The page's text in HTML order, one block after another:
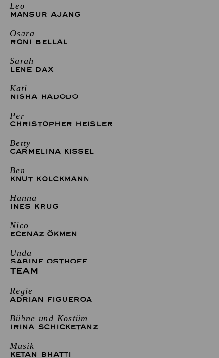
Leo
MANSUR AJANG
Osara
RONI BELLAL
Sarah
LENE DAX
Kati
NISHA HADODO
Per
CHRISTOPHER HEISLER
Betty
CARMELINA KISSEL
Ben
KNUT KOLCKMANN
Hanna
INES KRUG
Nico
ECENAZ ÖKMEN
Unda
SABINE OSTHOFF
TEAM
Regie
ADRIAN FIGUEROA
Bühne und Kostüm
IRINA SCHICKETANZ
Musik
KETAN BHATTI